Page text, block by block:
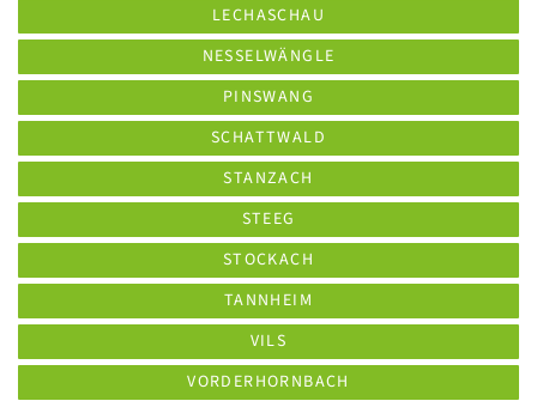
LECHASCHAU
NESSELWÄNGLE
PINSWANG
SCHATTWALD
STANZACH
STEEG
STOCKACH
TANNHEIM
VILS
VORDERHORNBACH